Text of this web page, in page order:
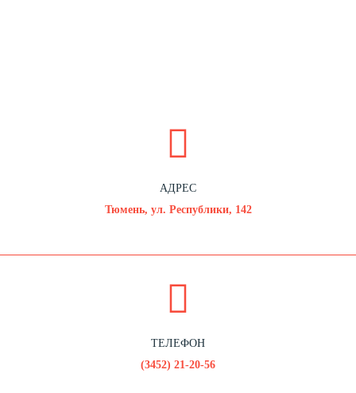
АДРЕС
Тюмень, ул. Республики, 142
ТЕЛЕФОН
(3452) 21-20-56